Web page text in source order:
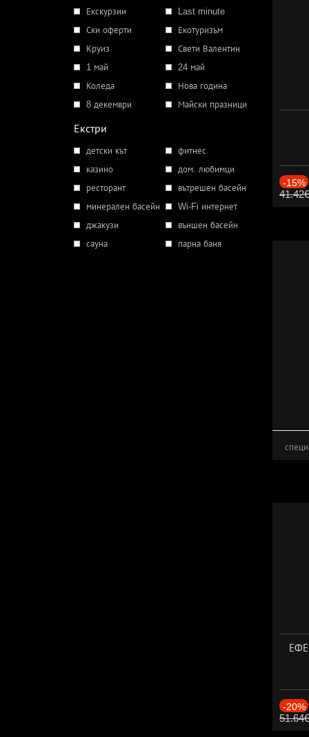
Екскурзии
Last minute
Ски оферти
Екотуризъм
Круиз
Свети Валентин
1 май
24 май
Коледа
Нова година
8 декември
Майски празници
Екстри
детски кът
фитнес
казино
дом. любимци
ресторант
вътрешен басейн
минерален басейн
Wi-Fi интернет
джакузи
външен басейн
сауна
парна баня
-15%
41.42€
-20%
51.64€